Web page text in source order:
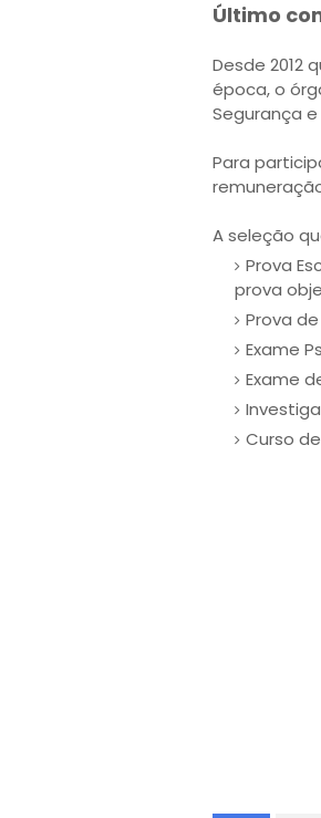
Último
Desde 2012
época, o
Segurança
Para
A seleção
Prova
prova
Prova
Exame
Exame
Curso